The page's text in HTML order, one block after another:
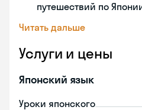
путешествий по
Читать дальше
Услуги и цены
Японский язык
Уроки японского